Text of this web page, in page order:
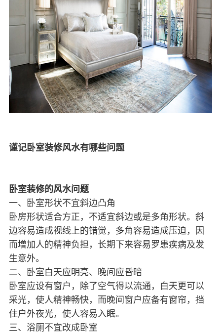
谨记卧室装修风水有哪些问题
卧室装修的风水问题
一、卧室形状不宜斜边凸角
卧房形状适合方正，不适宜斜边或是多角形状。斜
边容易造成视线上的错觉，多角容易造成压迫，因
而增加人的精神负担，长期下来容易罗患疾病及发
生意外。
二、卧室白天应明亮、晚间应昏暗
卧室应设有窗户，除了空气得以流通，白天更可以
采光，使人精神畅快，而晚间窗户应备有窗帘，挡
住户外夜光，使人容易入眠。
三、浴厕不宜改成卧室